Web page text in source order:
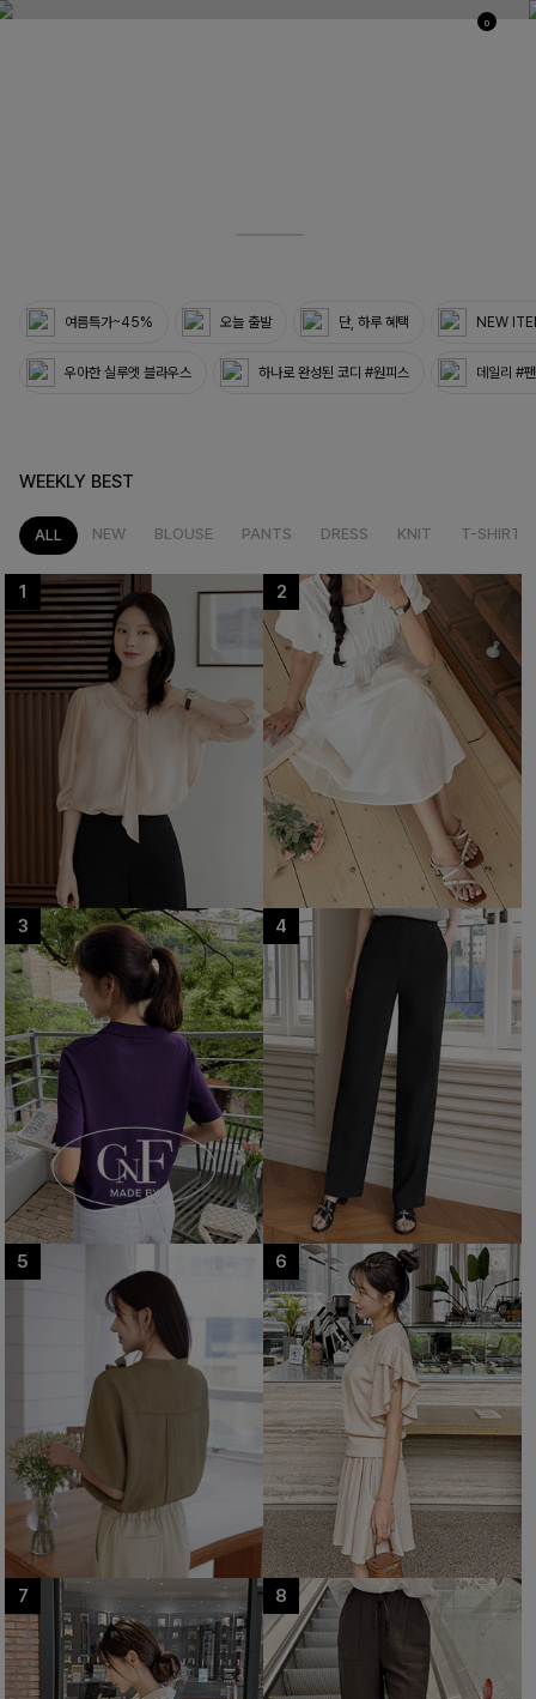
0
여름특가~45% 오늘 출발 단, 하루 혜택 NEW
우아한 실루엣 블라우스 하나로 완성된 코디 #원피스 데일리 #
WEEKLY BEST
ALL NEW BLOUSE PANTS DRESS KNIT T-SHIRT